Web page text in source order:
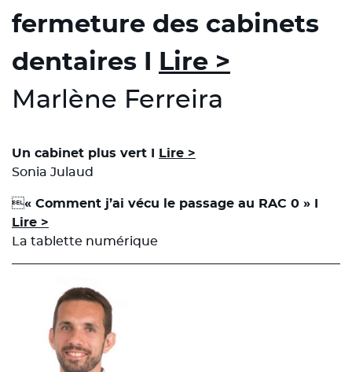
fermeture des cabinets
dentaires
Lire >
Marlène Ferreira
Un cabinet plus vert I
Lire >
Sonia Julaud
« Comment j’ai vécu le passage au RAC 0 » I
Lire >
La tablette numérique